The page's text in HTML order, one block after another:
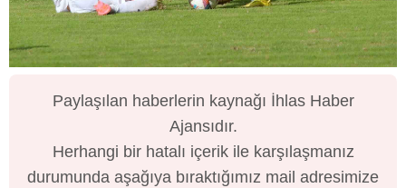
Paylaşılan haberlerin kaynağı İhlas Haber
Ajansıdır.
Herhangi bir hatalı içerik ile karşılaşmanız
durumunda aşağıya bıraktığımız mail adresimize